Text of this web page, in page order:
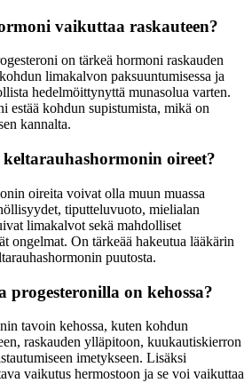
vaikuttaa raskauteen?
on tärkeä hormoni raskauden
limakalvon paksuuntumisessa ja
hedelmöittynyttä munasolua varten.
estää kohdun supistumista, mikä on
kannalta.
oireet?
oireita voivat olla muun muassa
tiputteluvuoto, mielialan
limakalvot sekä mahdolliset
ongelmat. On tärkeää hakeutua lääkärin
puutosta.
on kehossa?
tavoin kehossa, kuten kohdun
raskauden ylläpitoon, kuukautiskierron
imetykseen. Lisäksi
vaikutus hermostoon ja se voi vaikuttaa